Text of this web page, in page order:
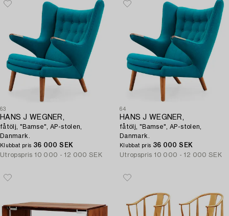
63
HANS J WEGNER,
fåtölj, "Bamse", AP-stolen,
Danmark.
Klubbat pris 36 000 SEK
Utropspris 10 000 - 12 000 SEK
64
HANS J WEGNER,
fåtölj, "Bamse", AP-stolen,
Danmark.
Klubbat pris 36 000 SEK
Utropspris 10 000 - 12 000 SEK